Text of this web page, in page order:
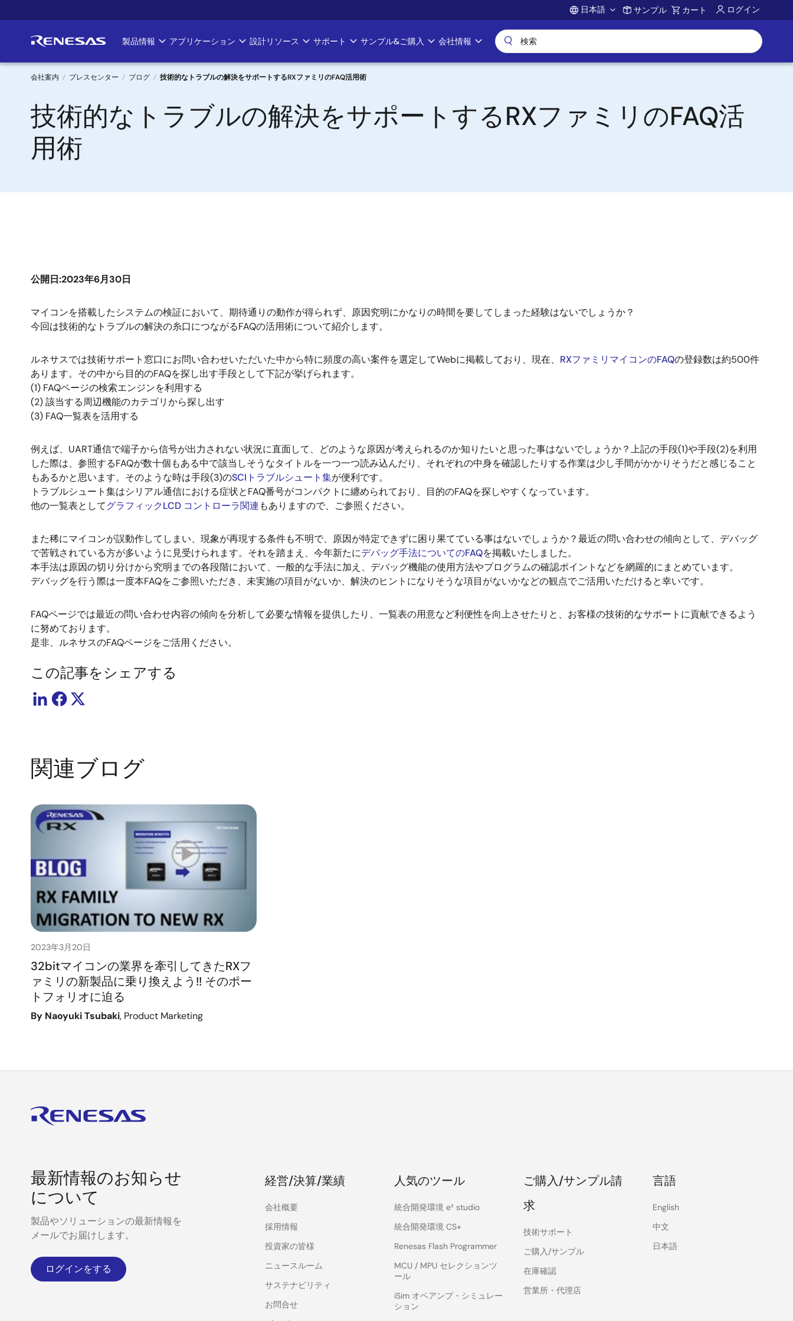
イ
ン
Account
日本語 サンプル カート ログイン
Main
navigation
製品情報 アプリケーション 設計リソース サポート サンプル&ご購入 会社情報
パ
ン
く
会社案内 プレスセンター ブログ 技術的なトラブルの解決をサポートするRXファミリのFAQ活用術
技術的なトラブルの解決をサポートするRXファミリのFAQ活
用術
公開日:2023年6月30日
マイコンを搭載したシステムの検証において、期待通りの動作が得られず、原因究明にかなりの時間を要してしまった経験はないでしょうか？
今回は技術的なトラブルの解決の糸口につながるFAQの活用術について紹介します。
ルネサスでは技術サポート窓口にお問い合わせいただいた中から特に頻度の高い案件を選定してWebに掲載しており、現在、 RXファミリマイコンのFAQの登録数は約500件
あります。その中から目的のFAQを探し出す手段として下記が挙げられます。
(1) FAQページの検索エンジンを利用する
(2) 該当する周辺機能のカテゴリから探し出す
(3) FAQ一覧表を活用する
例えば、UART通信で端子から信号が出力されない状況に直面して、どのような原因が考えられるのか知りたいと思った事はないでしょうか？上記の手段(1)や手段(2)を利用
した際は、参照するFAQが数十個もある中で該当しそうなタイトルを一つ一つ読み込んだり、それぞれの中身を確認したりする作業は少し手間がかかりそうだと感じること
もあるかと思います。そのような時は手段(3)のSCIトラブルシュート集が便利です。
トラブルシュート集はシリアル通信における症状とFAQ番号がコンパクトに纏められており、目的のFAQを探しやすくなっています。
他の一覧表としてグラフィックLCD コントローラ関連もありますので、ご参照ください。
また稀にマイコンが誤動作してしまい、現象が再現する条件も不明で、原因が特定できずに困り果てている事はないでしょうか？最近の問い合わせの傾向として、デバッグ
で苦戦されている方が多いように見受けられます。それを踏まえ、今年新たにデバッグ手法についてのFAQを掲載いたしました。
本手法は原因の切り分けから究明までの各段階において、一般的な手法に加え、デバッグ機能の使用方法やプログラムの確認ポイントなどを網羅的にまとめています。
デバッグを行う際は一度本FAQをご参照いただき、未実施の項目がないか、解決のヒントになりそうな項目がないかなどの観点でご活用いただけると幸いです。
FAQページでは最近の問い合わせ内容の傾向を分析して必要な情報を提供したり、一覧表の用意など利便性を向上させたりと、お客様の技術的なサポートに貢献できるよう
に努めております。
是非、ルネサスのFAQページをご活用ください。
この記事をシェアする
関連ブログ
2023年3月20日
32bitマイコンの業界を牽引してきたRXフ
ァミリの新製品に乗り換えよう!! そのポー
トフォリオに迫る
By Naoyuki Tsubaki, Product Marketing
最新情報のお知らせ
について
製品やソリューションの最新情報を
メールでお届けします。
ログインをする
経営/決算/業績
会社概要
採用情報
投資家の皆様
ニュースルーム
サステナビリティ
お問合せ
人気のツール
統合開発環境 e² studio
統合開発環境 CS+
Renesas Flash Programmer
MCU / MPU セレクションツ
ール
iSim オペアンプ・シミュレー
ション
ご購入/サンプル請
求
技術サポート
ご購入/サンプル
在庫確認
営業所・代理店
言語
English
中文
日本語